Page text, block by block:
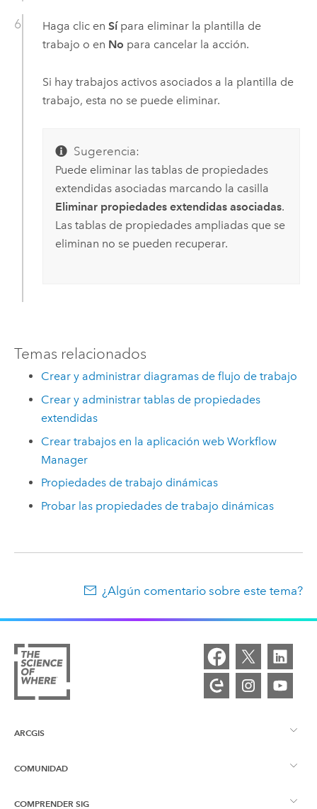
Haga clic en Sípara eliminar la plantilla de
trabajo o en No para cancelar la acción.
Si hay trabajos activos asociados a la plantilla de
trabajo, esta no se puede eliminar.
Sugerencia:
Puede eliminar las tablas de propiedades
extendidas asociadas marcando la casilla
Eliminar propiedades extendidas asociadas.
Las tablas de propiedades ampliadas que se
eliminan no se pueden recuperar.
Temas relacionados
Crear y administrar diagramas de flujo de trabajo
Crear y administrar tablas de propiedades
extendidas
Crear trabajos en la aplicación web Workflow
Manager
Propiedades de trabajo dinámicas
Probar las propiedades de trabajo dinámicas
¿Algún comentario sobre este tema?
ARCGIS
Descripción general de ArcGIS
COMUNIDAD
Comunidad de Esri
COMPRENDER SIG